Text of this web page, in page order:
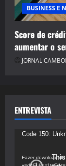
BUSINESS E
Score de
aumentar o
JORNAL
ENTREVISTA
Tocador
vídeo
Code 150:
Fazer download